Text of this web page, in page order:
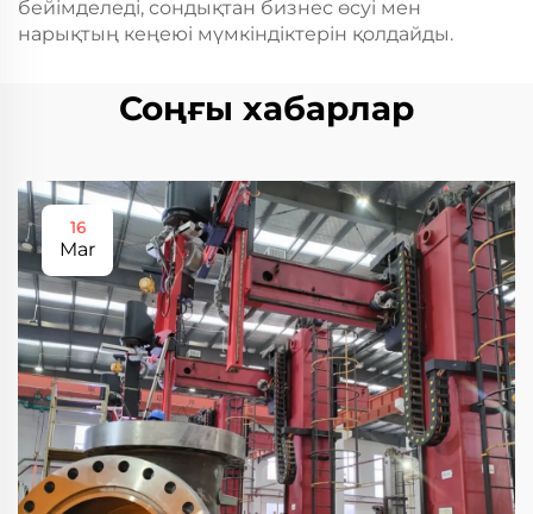
бейімделеді, сондықтан бизнес өсуі мен
нарықтың кеңеюі мүмкіндіктерін қолдайды.
Соңғы хабарлар
16
Mar